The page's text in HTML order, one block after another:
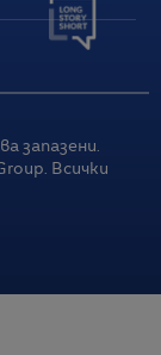
запазени.
Всички